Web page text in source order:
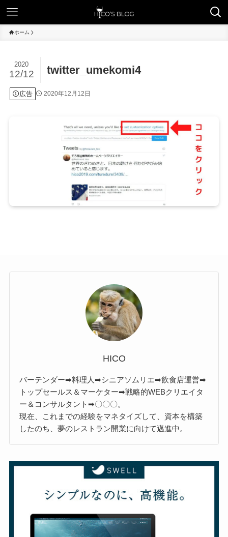
ホーム
twitter_umekomi4
2020
12/12
広告 2020年12月12日
HICO
バーテンダー➡料理人➡シニアソムリエ➡飲食店運営➡
トップセールス＆マーケター➡戦略的WEBクリエイタ
ー＆コンサルタント➡〇〇〇。
現在、これまでの経験をマネタイズして、資本を構築
したのち、夢のレストラン開業に向けて邁進中。